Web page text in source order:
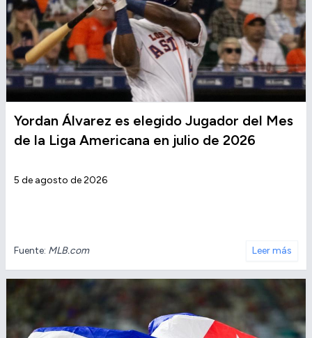
Yordan Álvarez es elegido Jugador del Mes
de la Liga Americana en julio de 2026
5 de agosto de 2026
Fuente: MLB.com Leer más